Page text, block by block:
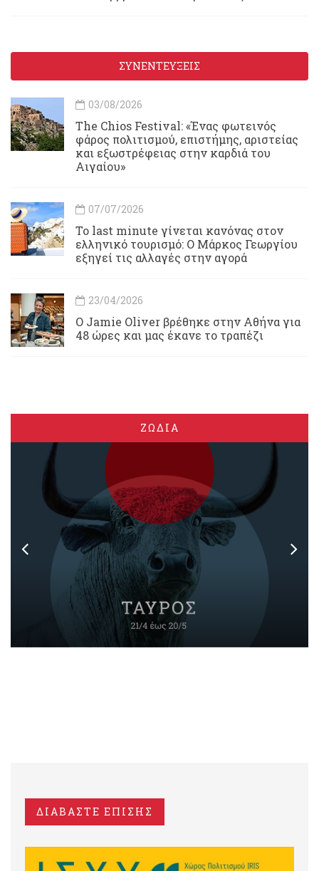
ΣΥΝΕΝΤΕΥΞΕΙΣ
03/08/2026
Τhe Chios Festival: «Ένας φωτεινός
φάρος πολιτισμού, επιστήμης, αριστείας
και εξωστρέφειας στην καρδιά του
Αιγαίου»
07/07/2026
Το last minute γίνεται κανόνας στον
ελληνικό τουρισμό: Ο Μάρκος Γεωργίου
εξηγεί τις αλλαγές στην αγορά
23/04/2026
Ο Jamie Oliver βρέθηκε στην Αθήνα για
48 ώρες και μας έκανε το τραπέζι
ΖΩΔΙΑ
ΔΙΑΒΑΣΤΕ ΕΠΙΣΗΣ